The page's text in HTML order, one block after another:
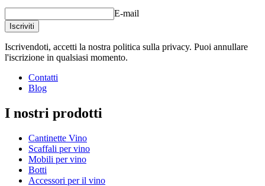
E-mail
Iscriviti
Iscrivendoti, accetti la nostra politica sulla privacy. Puoi annullare
l'iscrizione in qualsiasi momento.
Contatti
Blog
I nostri prodotti
Cantinette Vino
Scaffali per vino
Mobili per vino
Botti
Accessori per il vino